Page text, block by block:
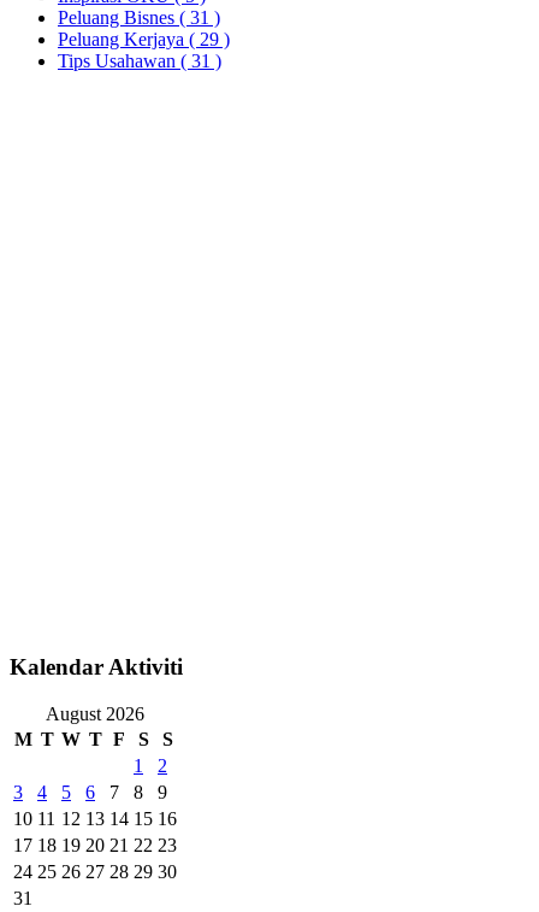
Peluang Bisnes ( 31 )
Peluang Kerjaya ( 29 )
Tips Usahawan ( 31 )
Kalendar Aktiviti
August 2026
M T W T F S
S
1
2
3
4 5 6 7 8
9
10 11 12 13 14 15 16
17 18 19 20 21 22 23
24 25 26 27 28 29 30
31